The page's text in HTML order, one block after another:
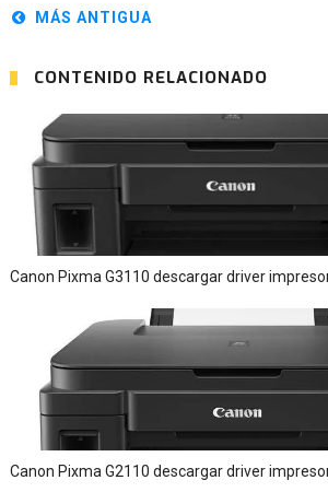
MÁS ANTIGUA
CONTENIDO RELACIONADO
Canon Pixma G3110 descargar driver
Canon Pixma G2110 descargar driver